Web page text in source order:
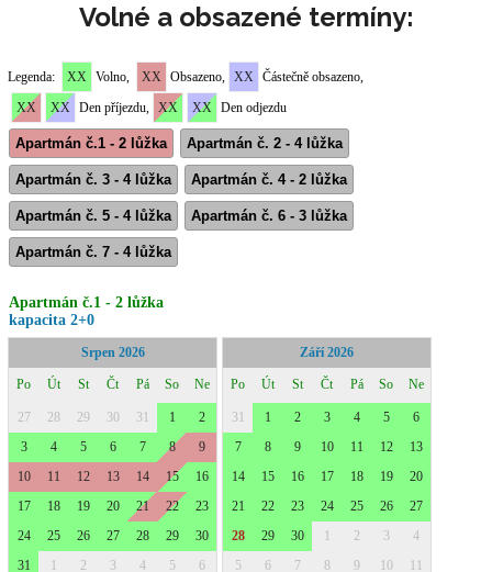
Volné a obsazené termíny: